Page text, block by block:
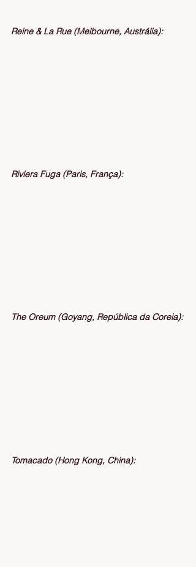
Reine & La Rue (Melbourne, Austrália):
Riviera Fuga (Paris, França):
The Oreum (Goyang, República da Coreia):
Tomacado (Hong Kong, China):